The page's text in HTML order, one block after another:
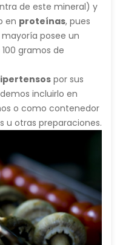
de este mineral) y
en proteínas, pues
posee un
gramos de
por sus
incluirlo en
o como contenedor
u otras preparaciones.